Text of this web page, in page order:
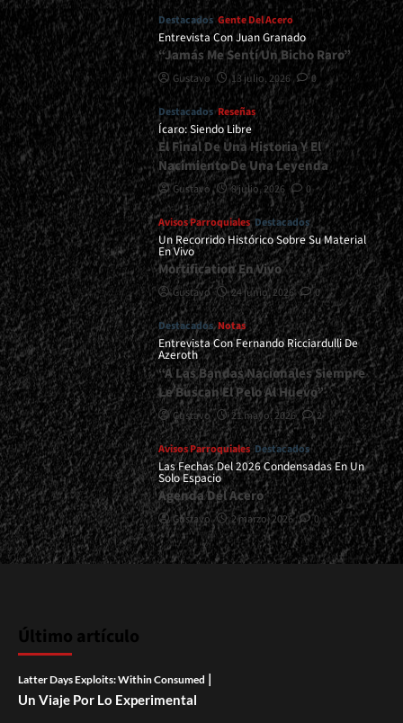
Destacados Gente Del Acero
Entrevista Con Juan Granado
“Jamás Me Sentí Un Bicho Raro”
Gustavo 13 julio, 2026 0
Destacados Reseñas
Ícaro: Siendo Libre
El Final De Una Historia Y El
Nacimiento De Una Leyenda
Gustavo 8 julio, 2026 0
Avisos Parroquiales Destacados
Un Recorrido Histórico Sobre Su Material
En Vivo
Mortification En Vivo
Gustavo 24 junio, 2026 0
Destacados Notas
Entrevista Con Fernando Ricciardulli De
Azeroth
“A Las Bandas Nacionales Siempre
Le Buscan El Pelo Al Huevo”
Gustavo 21 mayo, 2026 2
Avisos Parroquiales Destacados
Las Fechas Del 2026 Condensadas En Un
Solo Espacio
Agenda Del Acero
Gustavo 2 marzo, 2026 0
Último artículo
Latter Days Exploits: Within Consumed |
Un Viaje Por Lo Experimental